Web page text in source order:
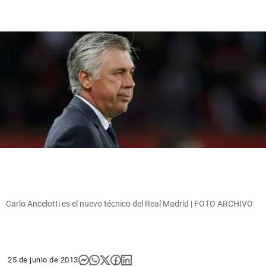
Carlo Ancelotti es el nuevo técnico del Real Madrid | FOTO ARCHIVO
25 de junio de 2013